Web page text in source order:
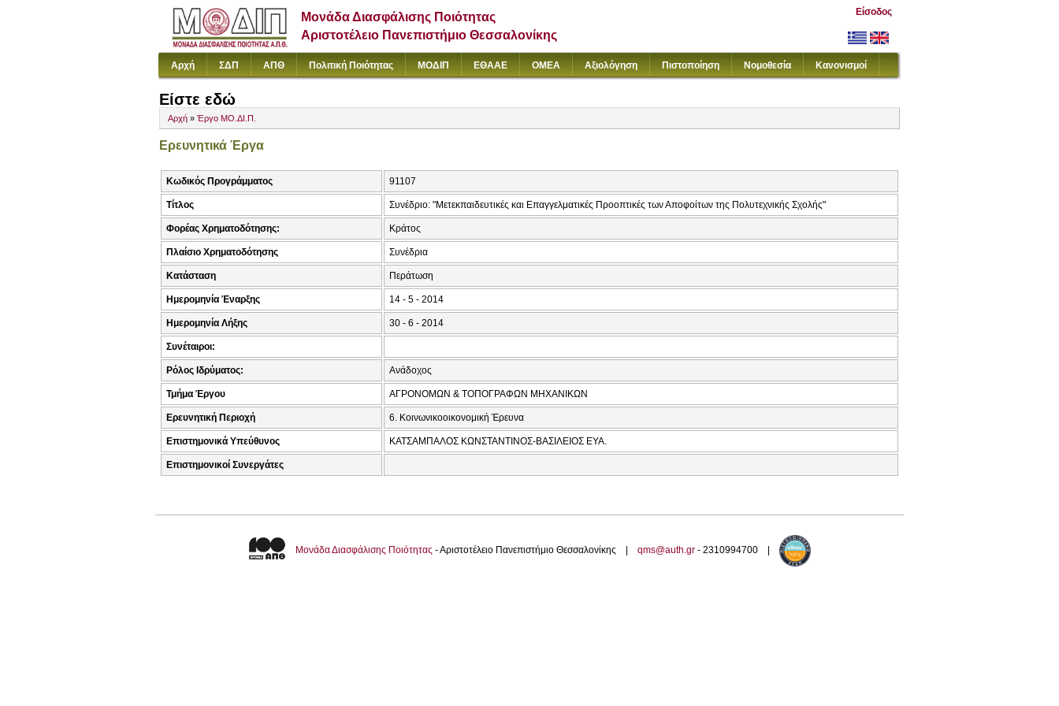
Μονάδα Διασφάλισης Ποιότητας
Αριστοτέλειο Πανεπιστήμιο Θεσσαλονίκης
Είσοδος
Αρχή ΣΔΠ ΑΠΘ Πολιτική Ποιότητας ΜΟΔΙΠ ΕΘΑΑΕ ΟΜΕΑ Αξιολόγηση Πιστοποίηση Νομοθεσία Κανονισμοί
Είστε εδώ
Αρχή » Έργο ΜΟ.ΔΙ.Π.
Ερευνητικά Έργα
Κωδικός Προγράμματος 91107
Τίτλος Συνέδριο: "Μετεκπαιδευτικές και Επαγγελματικές Προοπτικές των Αποφοίτων της Πολυτεχνικής Σχολής"
Φορέας Χρηματοδότησης: Κράτος
Πλαίσιο Χρηματοδότησης Συνέδρια
Κατάσταση Περάτωση
Ημερομηνία Έναρξης 14 - 5 - 2014
Ημερομηνία Λήξης 30 - 6 - 2014
Συνέταιροι:
Ρόλος Ιδρύματος: Ανάδοχος
Τμήμα Έργου ΑΓΡΟΝΟΜΩΝ & ΤΟΠΟΓΡΑΦΩΝ ΜΗΧΑΝΙΚΩΝ
Ερευνητική Περιοχή 6. Κοινωνικοοικονομική Έρευνα
Επιστημονικά Υπεύθυνος ΚΑΤΣΑΜΠΑΛΟΣ ΚΩΝΣΤΑΝΤΙΝΟΣ-ΒΑΣΙΛΕΙΟΣ ΕΥΑ.
Επιστημονικοί Συνεργάτες
Μονάδα Διασφάλισης Ποιότητας - Αριστοτέλειο Πανεπιστήμιο Θεσσαλονίκης | qms@auth.gr - 2310994700 |